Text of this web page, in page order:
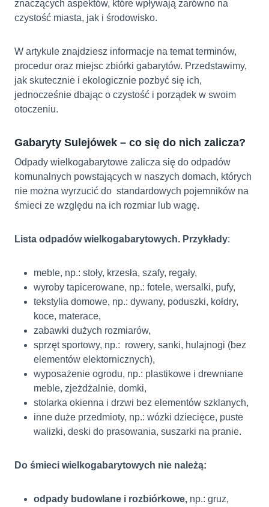
znaczących aspektów, które wpływają zarówno na
czystość miasta, jak i środowisko.
W artykule znajdziesz informacje na temat terminów,
procedur oraz miejsc zbiórki gabarytów. Przedstawimy,
jak skutecznie i ekologicznie pozbyć się ich,
jednocześnie dbając o czystość i porządek w swoim
otoczeniu.
Gabaryty Sulejówek – co się do nich zalicza?
Odpady wielkogabarytowe zalicza się do odpadów
komunalnych powstających w naszych domach, których
nie można wyrzucić do standardowych pojemników na
śmieci ze względu na ich rozmiar lub wagę.
Lista odpadów wielkogabarytowych. Przykłady:
meble, np.: stoły, krzesła, szafy, regały,
wyroby tapicerowane, np.: fotele, wersalki, pufy,
tekstylia domowe, np.: dywany, poduszki, kołdry,
koce, materace,
zabawki dużych rozmiarów,
sprzęt sportowy, np.: rowery, sanki, hulajnogi (bez
elementów elektornicznych),
wyposażenie ogrodu, np.: plastikowe i drewniane
meble, zjeżdżalnie, domki,
stolarka okienna i drzwi bez elementów szklanych,
inne duże przedmioty, np.: wózki dziecięce, puste
walizki, deski do prasowania, suszarki na pranie.
Do śmieci wielkogabarytowych nie należą:
odpady budowlane i rozbiórkowe, np.: gruz,